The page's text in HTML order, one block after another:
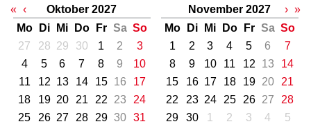
« ‹
Oktober 2027
Mo
Di Mi Do Fr Sa So
27
28 29 30 1 2
3
4
5 6 7 8 9
10
11
12 13 14 15 16
17
18
19 20 21 22 23
24
25
26 27 28 29 30
31
November 2027
Mo
Di Mi Do Fr Sa So
1
2 3 4 5 6
7
8
9 10 11 12 13
14
15
16 17 18 19 20
21
22
23 24 25 26 27
28
29
30 1 2 3 4
5
› »